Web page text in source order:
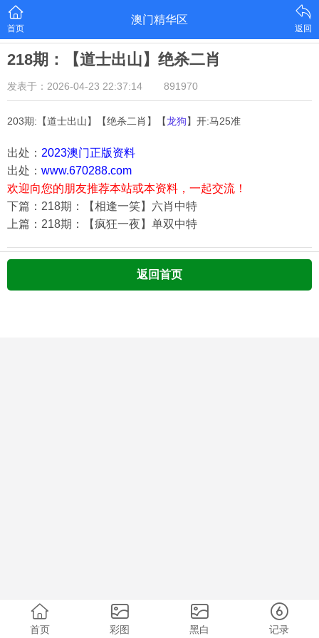
首页
澳门精华区
返回
218期：【道士出山】绝杀二肖
发表于：2026-04-23 22:37:14 891970
203期:【道士出山】【绝杀二肖】【龙狗】开:马25准
出处： 2023澳门正版资料
出处： www.670288.com
欢迎向您的朋友推荐本站或本资料，一起交流！
下篇：218期：【相逢一笑】六肖中特
上篇：218期：【疯狂一夜】单双中特
返回首页
首页 彩图 黑白 记录